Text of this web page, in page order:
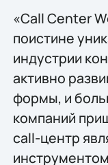
«Call Center
поистине
индустрии
активно
формы, и
компаний
call-центр